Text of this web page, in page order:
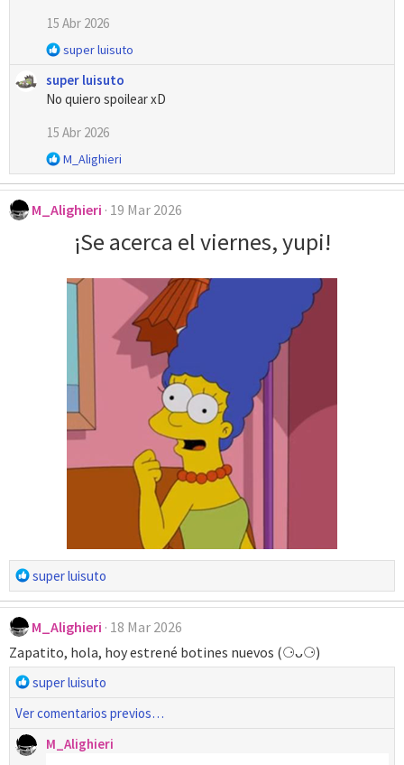
15 Abr 2026
R
a
c
i
o
n
e
s
:
super luisuto
super luisuto
No quiero spoilear xD
15 Abr 2026
R
e
a
c
n
M_Alighieri
M_Alighieri 19 Mar 2026
¡Se acerca el viernes, yupi!
R
e
a
c
c
i
o
n
s
super luisuto
M_Alighieri 18 Mar 2026
Zapatito, hola, hoy estrené botines nuevos (⚆ᴗ⚆)
R
a
c
c
super luisuto
Ver comentarios previos…
M_Alighieri